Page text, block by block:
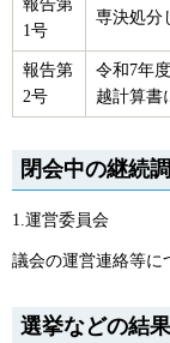
報告第
1号
専決処分
報告第
2号
令和7年
越計算書
閉会中の継続
1.運営委員会
議会の運営連絡等に
選挙などの結果